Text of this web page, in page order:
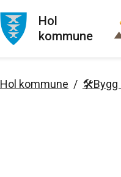
Hol
kommune
Hol kommune 🛠️Bygg